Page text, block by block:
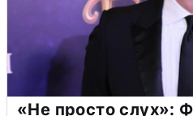
«Не просто слух»: